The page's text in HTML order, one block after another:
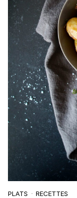
PLATS RECETTES